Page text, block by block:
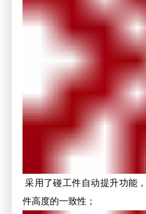
采用了碰工件自动提升功能
件高度的一致性；